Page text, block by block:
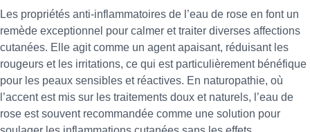
Les propriétés anti-inflammatoires de l’eau de rose en font un
remède exceptionnel pour calmer et traiter diverses affections
cutanées. Elle agit comme un agent apaisant, réduisant les
rougeurs et les irritations, ce qui est particulièrement bénéfique
pour les peaux sensibles et réactives. En naturopathie, où
l’accent est mis sur les traitements doux et naturels, l’eau de
rose est souvent recommandée comme une solution pour